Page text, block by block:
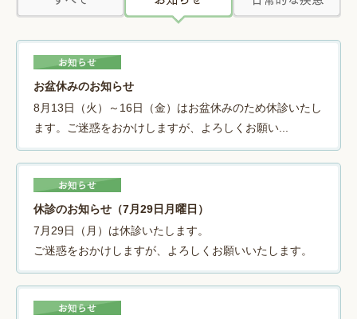
お盆休みのお知らせ
8月13日（火）～16日（金）はお盆休みのため休診いたし
ます。ご迷惑をおかけしますが、よろしくお願い...
休診のお知らせ（7月29日月曜日）
7月29日（月）は休診いたします。
ご迷惑をおかけしますが、よろしくお願いいたします。